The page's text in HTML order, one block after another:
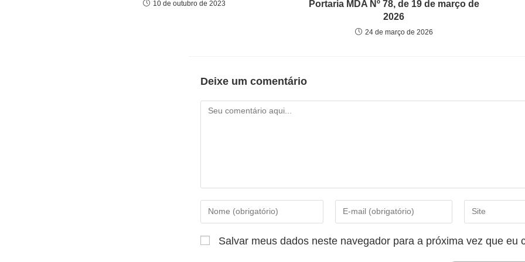
10 de outubro de 2023
Portaria MDA Nº 78, de 19 de março de
2026
24 de março de 2026
Deixe um comentário
Salvar meus dados neste navegador para a próxima vez que eu